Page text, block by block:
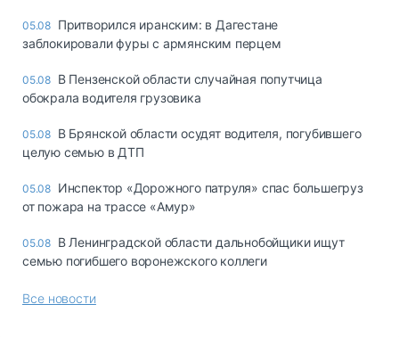
05.08 Притворился иранским: в Дагестане
заблокировали фуры с армянским перцем
05.08 В Пензенской области случайная попутчица
обокрала водителя грузовика
05.08 В Брянской области осудят водителя, погубившего
целую семью в ДТП
05.08 Инспектор «Дорожного патруля» спас большегруз
от пожара на трассе «Амур»
05.08 В Ленинградской области дальнобойщики ищут
семью погибшего воронежского коллеги
Все новости